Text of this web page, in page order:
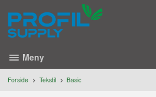
innholdet
Meny
Forside Tekstil Basic